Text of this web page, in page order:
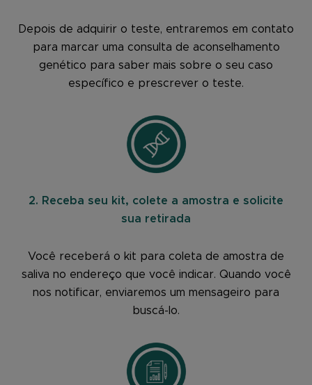
Depois de adquirir o teste, entraremos em contato
para marcar uma consulta de aconselhamento
genético para saber mais sobre o seu caso
específico e prescrever o teste.
2. Receba seu kit, colete a amostra e solicite
sua retirada
Você receberá o kit para coleta de amostra de
saliva no endereço que você indicar. Quando você
nos notificar, enviaremos um mensageiro para
buscá-lo.